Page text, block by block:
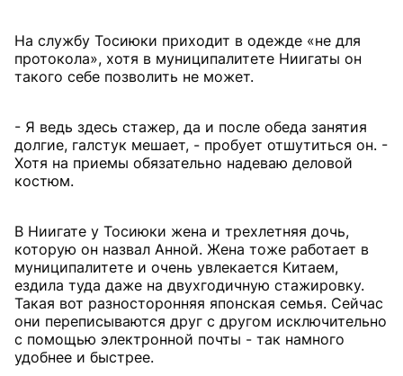
На службу Тосиюки приходит в одежде «не для
протокола», хотя в муниципалитете Ниигаты он
такого себе позволить не может.
- Я ведь здесь стажер, да и после обеда занятия
долгие, галстук мешает, - пробует отшутиться он. -
Хотя на приемы обязательно надеваю деловой
костюм.
В Ниигате у Тосиюки жена и трехлетняя дочь,
которую он назвал Анной. Жена тоже работает в
муниципалитете и очень увлекается Китаем,
ездила туда даже на двухгодичную стажировку.
Такая вот разносторонняя японская семья. Сейчас
они переписываются друг с другом исключительно
с помощью электронной почты - так намного
удобнее и быстрее.